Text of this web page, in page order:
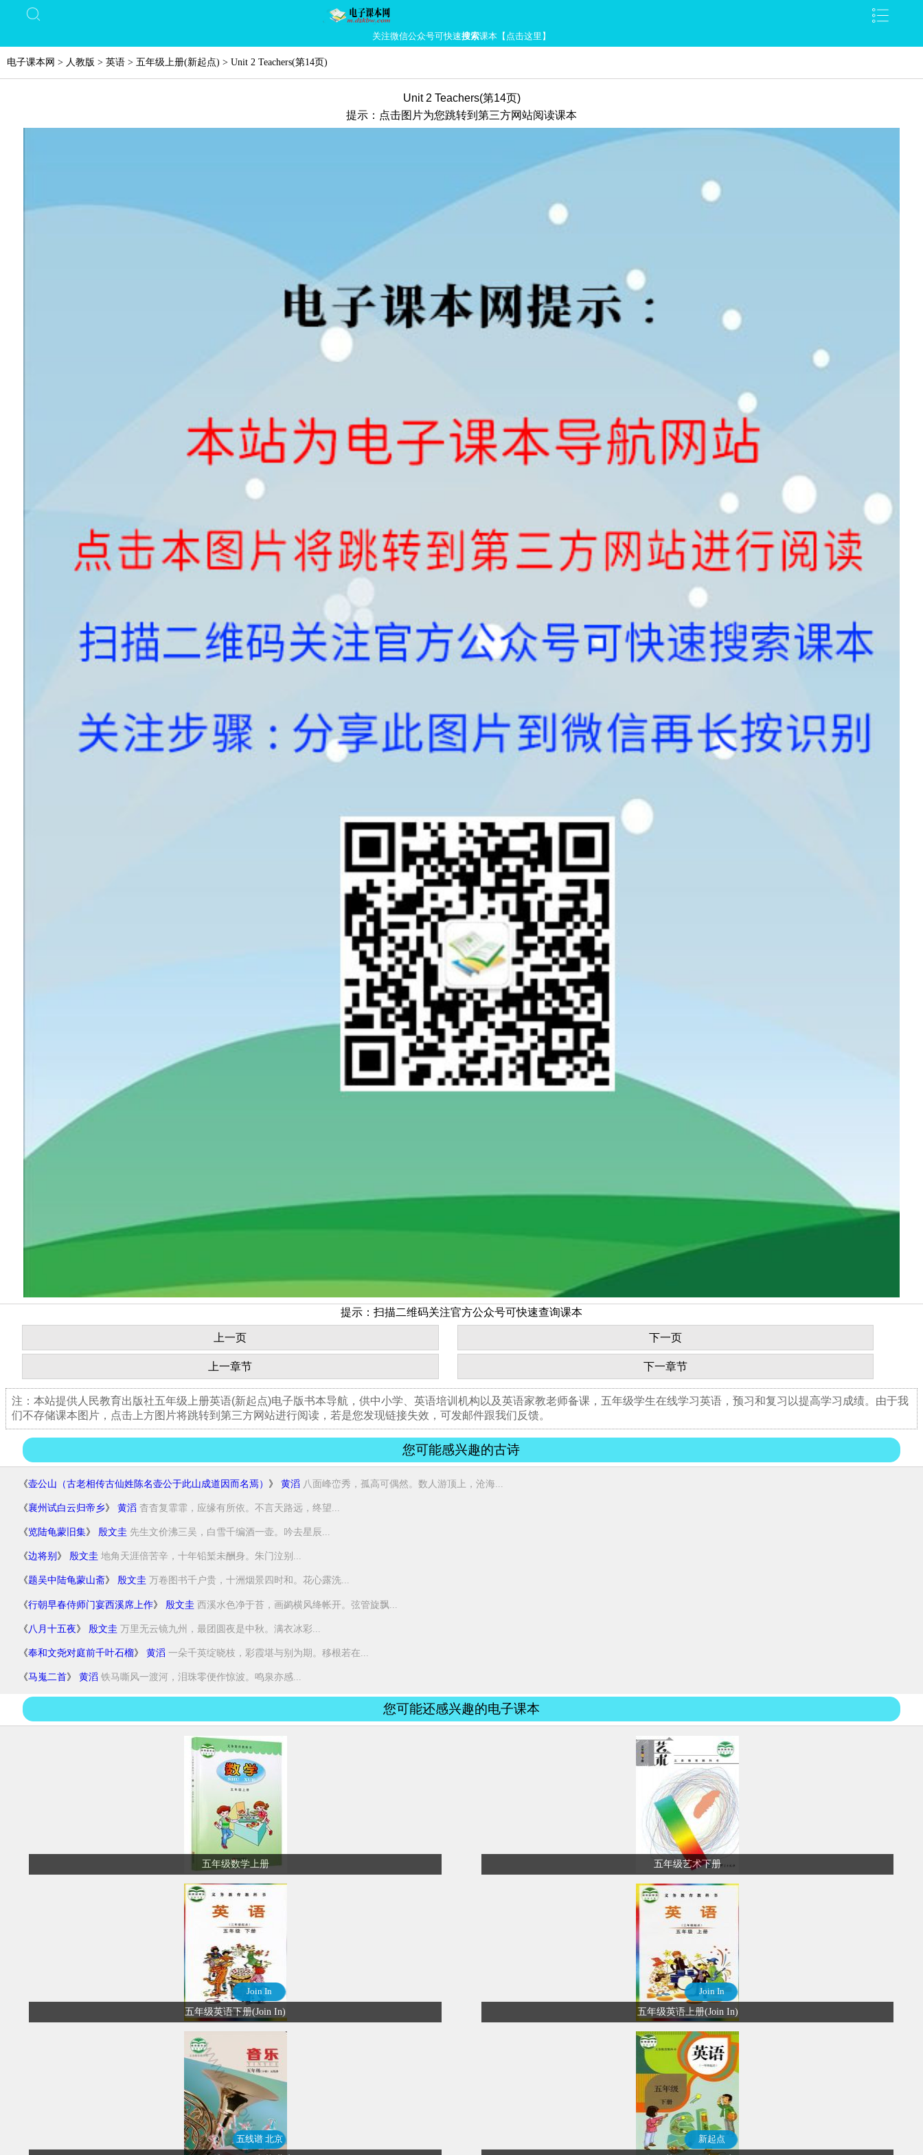
关注微信公众号可快速搜索课本【点击这里】
电子课本网 > 人教版 > 英语 > 五年级上册(新起点) > Unit 2 Teachers(第14页)
Unit 2 Teachers(第14页)
提示：点击图片为您跳转到第三方网站阅读课本
提示：扫描二维码关注官方公众号可快速查询课本
上一页 下一页
上一章节 下一章节
注：本站提供人民教育出版社五年级上册英语(新起点)电子版书本导航，供中小学、英语培训机构以及英语家教老师备课，五年级学生在线学习英语，预习和复习以提高学习成绩。由于我
们不存储课本图片，点击上方图片将跳转到第三方网站进行阅读，若是您发现链接失效，可发邮件跟我们反馈。
您可能感兴趣的古诗
《壶公山（古老相传古仙姓陈名壶公于此山成道因而名焉） 》 黄滔 八面峰峦秀，孤高可偶然。数人游顶上，沧海...
《襄州试白云归帝乡》 黄滔 杳杳复霏霏，应缘有所依。不言天路远，终望...
《览陆龟蒙旧集》 殷文圭 先生文价沸三吴，白雪千编酒一壶。吟去星辰...
《边将别 》 殷文圭 地角天涯倍苦辛，十年铅椠未酬身。朱门泣别...
《题吴中陆龟蒙山斋》 殷文圭 万卷图书千户贵，十洲烟景四时和。花心露洗...
《行朝早春侍师门宴西溪席上作》 殷文圭 西溪水色净于苔，画鹢横风绛帐开。弦管旋飘...
《 八月十五夜》 殷文圭 万里无云镜九州，最团圆夜是中秋。满衣冰彩...
《奉和文尧对庭前千叶石榴》 黄滔 一朵千英绽晓枝，彩霞堪与别为期。移根若在...
《马嵬二首》 黄滔 铁马嘶风一渡河，泪珠零便作惊波。鸣泉亦感...
您可能还感兴趣的电子课本
五年级数学上册 五年级艺术下册
Join In
五年级英语下册(Join In)
Join In
五年级英语上册(Join In)
五线谱 北京
新起点